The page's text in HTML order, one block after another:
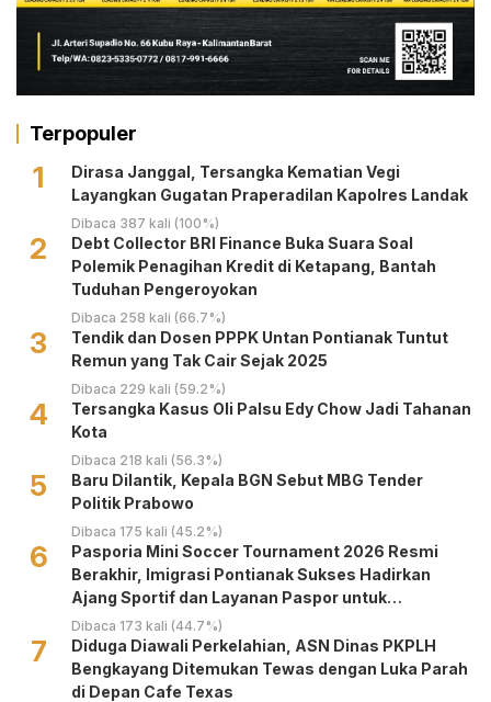
Terpopuler
1
Dirasa Janggal, Tersangka Kematian Vegi
Layangkan Gugatan Praperadilan Kapolres Landak
Dibaca 387 kali (100%)
2
Debt Collector BRI Finance Buka Suara Soal
Polemik Penagihan Kredit di Ketapang, Bantah
Tuduhan Pengeroyokan
Dibaca 258 kali (66.7%)
3
Tendik dan Dosen PPPK Untan Pontianak Tuntut
Remun yang Tak Cair Sejak 2025
Dibaca 229 kali (59.2%)
4
Tersangka Kasus Oli Palsu Edy Chow Jadi Tahanan
Kota
Dibaca 218 kali (56.3%)
5
Baru Dilantik, Kepala BGN Sebut MBG Tender
Politik Prabowo
Dibaca 175 kali (45.2%)
6
Pasporia Mini Soccer Tournament 2026 Resmi
Berakhir, Imigrasi Pontianak Sukses Hadirkan
Ajang Sportif dan Layanan Paspor untuk
Masyarakat
Dibaca 173 kali (44.7%)
7
Diduga Diawali Perkelahian, ASN Dinas PKPLH
Bengkayang Ditemukan Tewas dengan Luka Parah
di Depan Cafe Texas